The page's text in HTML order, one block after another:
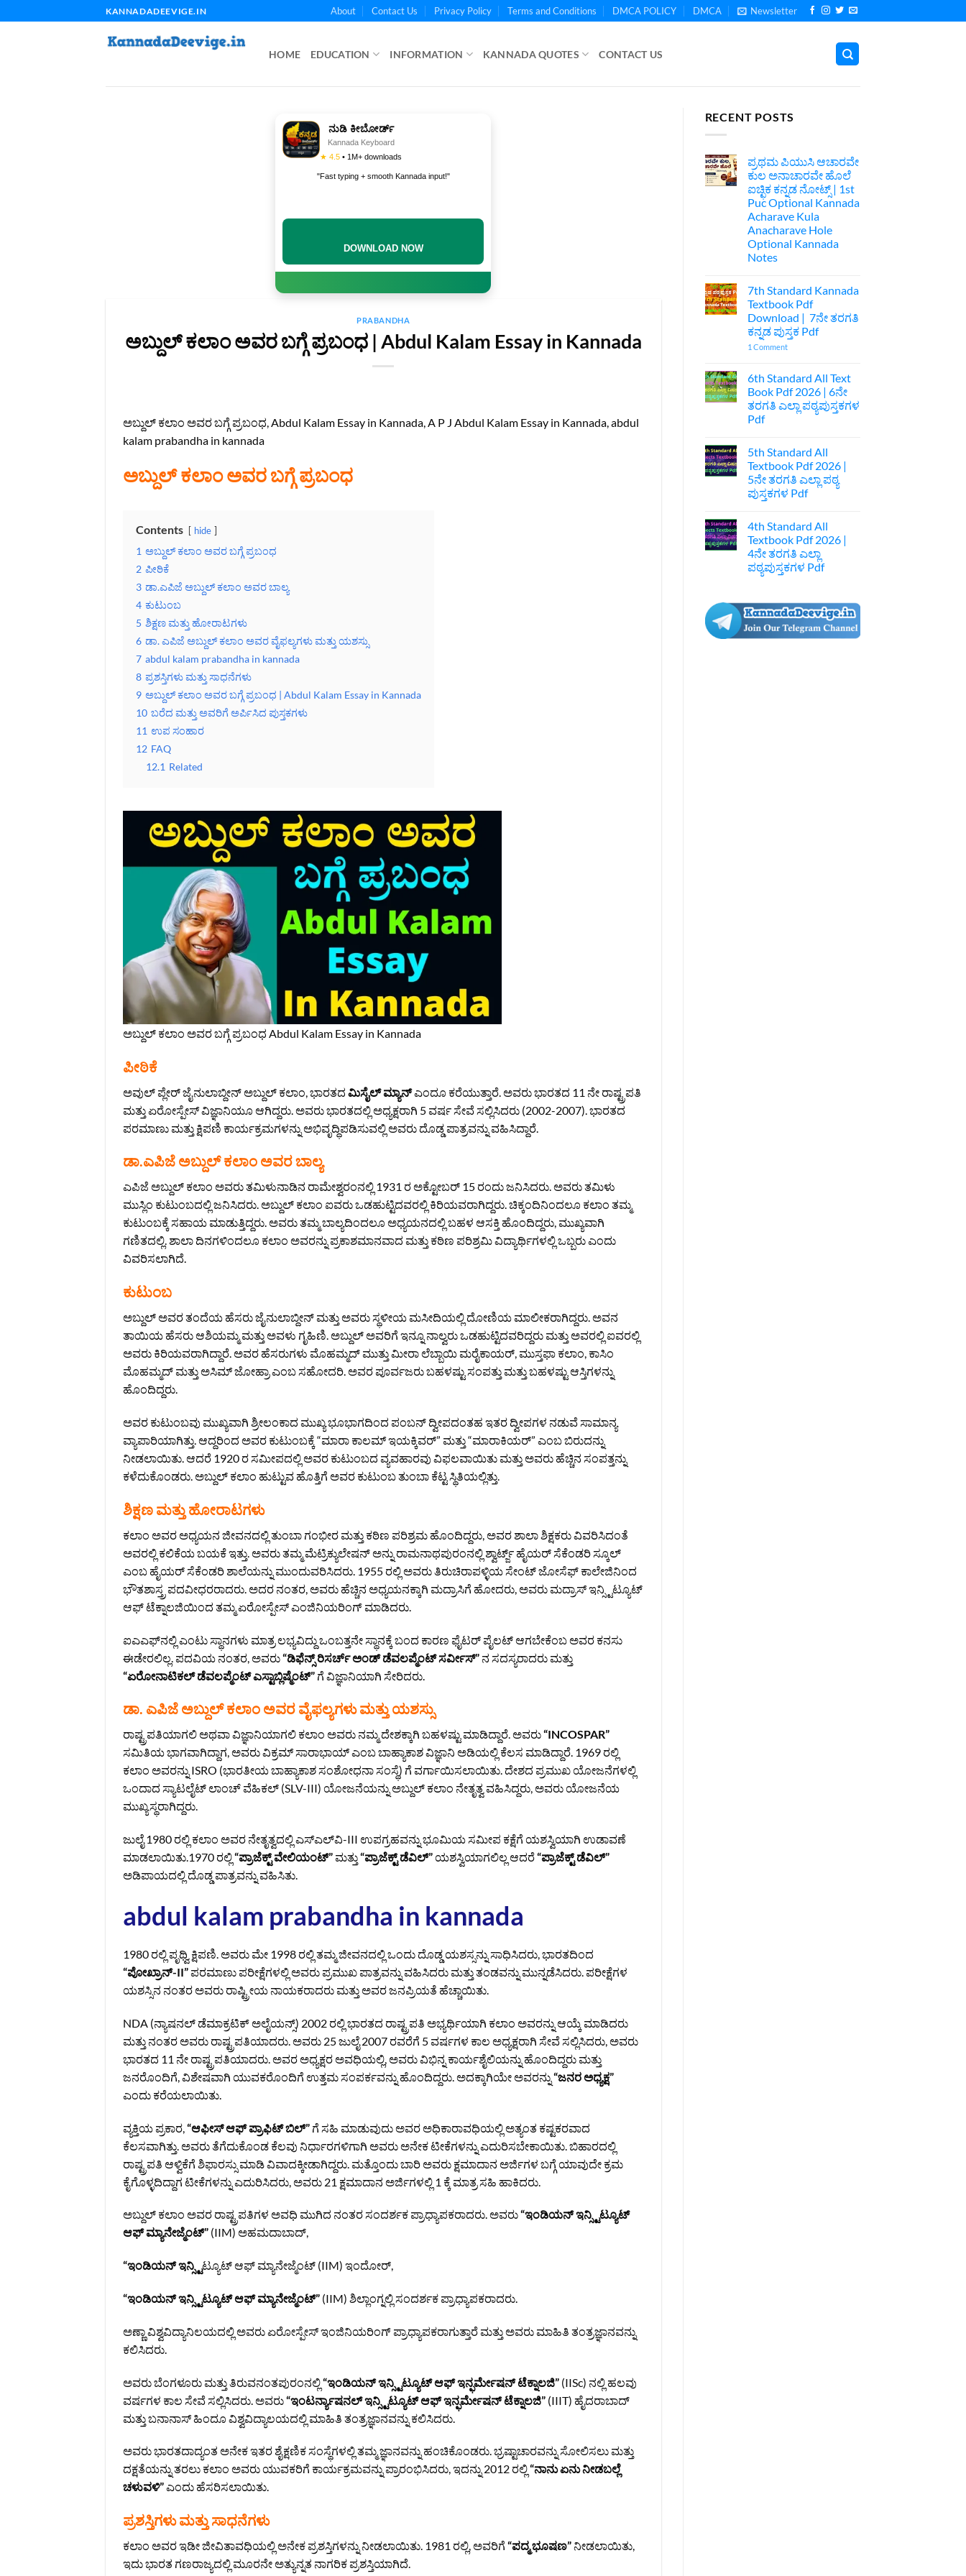
to
KANNADADEEVIGE.IN About Contact Us Privacy Policy Terms and Conditions DMCA POLICY DMCA Newsletter
HOME EDUCATION INFORMATION KANNADA QUOTES CONTACT US
ನುಡಿ ಕೀಬೋರ್ಡ್
Kannada Keyboard
★ 4.5 • 1M+ downloads
"Fast typing + smooth Kannada input!"
DOWNLOAD NOW
PRABANDHA
ಅಬ್ದುಲ್ ಕಲಾಂ ಅವರ ಬಗ್ಗೆ ಪ್ರಬಂಧ | Abdul Kalam Essay in Kannada
ಅಬ್ದುಲ್ ಕಲಾಂ ಅವರ ಬಗ್ಗೆ ಪ್ರಬಂಧ, Abdul Kalam Essay in Kannada, A P J Abdul Kalam Essay in Kannada, abdul
kalam prabandha in kannada
ಅಬ್ದುಲ್ ಕಲಾಂ ಅವರ ಬಗ್ಗೆ ಪ್ರಬಂಧ
Contents hide
1 ಅಬ್ದುಲ್ ಕಲಾಂ ಅವರ ಬಗ್ಗೆ ಪ್ರಬಂಧ
2 ಪೀಠಿಕೆ
3 ಡಾ.ಎಪಿಜೆ ಅಬ್ದುಲ್ ಕಲಾಂ ಅವರ ಬಾಲ್ಯ
4 ಕುಟುಂಬ
5 ಶಿಕ್ಷಣ ಮತ್ತು ಹೋರಾಟಗಳು
6 ಡಾ. ಎಪಿಜೆ ಅಬ್ದುಲ್ ಕಲಾಂ ಅವರ ವೈಫಲ್ಯಗಳು ಮತ್ತು ಯಶಸ್ಸು
7 abdul kalam prabandha in kannada
8 ಪ್ರಶಸ್ತಿಗಳು ಮತ್ತು ಸಾಧನೆಗಳು
9 ಅಬ್ದುಲ್ ಕಲಾಂ ಅವರ ಬಗ್ಗೆ ಪ್ರಬಂಧ | Abdul Kalam Essay in Kannada
10 ಬರೆದ ಮತ್ತು ಅವರಿಗೆ ಅರ್ಪಿಸಿದ ಪುಸ್ತಕಗಳು
11 ಉಪ ಸಂಹಾರ
12 FAQ
12.1 Related
ಅಬ್ದುಲ್ ಕಲಾಂ ಅವರ ಬಗ್ಗೆ ಪ್ರಬಂಧ Abdul Kalam Essay in Kannada
ಪೀಠಿಕೆ
ಅವುಲ್ ಪ್ಲೇರ್ ಜೈನುಲಾಬ್ದೀನ್ ಅಬ್ದುಲ್ ಕಲಾಂ, ಭಾರತದ ಮಿಸೈಲ್ ಮ್ಯಾನ್ಎಂದೂ ಕರೆಯುತ್ತಾರೆ. ಅವರು ಭಾರತದ 11 ನೇ ರಾಷ್ಟ್ರಪತಿ
ಮತ್ತು ಏರೋಸ್ಪೇಸ್ ವಿಜ್ಞಾನಿಯೂ ಆಗಿದ್ದರು. ಅವರು ಭಾರತದಲ್ಲಿ ಅಧ್ಯಕ್ಷರಾಗಿ 5 ವರ್ಷ ಸೇವೆ ಸಲ್ಲಿಸಿದರು (2002-2007). ಭಾರತದ
ಪರಮಾಣು ಮತ್ತು ಕ್ಷಿಪಣಿ ಕಾರ್ಯಕ್ರಮಗಳನ್ನು ಅಭಿವೃದ್ಧಿಪಡಿಸುವಲ್ಲಿ ಅವರು ದೊಡ್ಡ ಪಾತ್ರವನ್ನು ವಹಿಸಿದ್ದಾರೆ.
ಡಾ.ಎಪಿಜೆ ಅಬ್ದುಲ್ ಕಲಾಂ ಅವರ ಬಾಲ್ಯ
ಎಪಿಜೆ ಅಬ್ದುಲ್ ಕಲಾಂ ಅವರು ತಮಿಳುನಾಡಿನ ರಾಮೇಶ್ವರಂನಲ್ಲಿ 1931 ರ ಅಕ್ಟೋಬರ್ 15 ರಂದು ಜನಿಸಿದರು. ಅವರು ತಮಿಳು
ಮುಸ್ಲಿಂ ಕುಟುಂಬದಲ್ಲಿ ಜನಿಸಿದರು. ಅಬ್ದುಲ್ ಕಲಾಂ ಐವರು ಒಡಹುಟ್ಟಿದವರಲ್ಲಿ ಕಿರಿಯವರಾಗಿದ್ದರು. ಚಿಕ್ಕಂದಿನಿಂದಲೂ ಕಲಾಂ ತಮ್ಮ
ಕುಟುಂಬಕ್ಕೆ ಸಹಾಯ ಮಾಡುತ್ತಿದ್ದರು. ಅವರು ತಮ್ಮ ಬಾಲ್ಯದಿಂದಲೂ ಅಧ್ಯಯನದಲ್ಲಿ ಬಹಳ ಆಸಕ್ತಿ ಹೊಂದಿದ್ದರು, ಮುಖ್ಯವಾಗಿ
ಗಣಿತದಲ್ಲಿ. ಶಾಲಾ ದಿನಗಳಿಂದಲೂ ಕಲಾಂ ಅವರನ್ನು ಪ್ರಕಾಶಮಾನವಾದ ಮತ್ತು ಕಠಿಣ ಪರಿಶ್ರಮಿ ವಿದ್ಯಾರ್ಥಿಗಳಲ್ಲಿ ಒಬ್ಬರು ಎಂದು
ವಿವರಿಸಲಾಗಿದೆ.
ಕುಟುಂಬ
ಅಬ್ದುಲ್ ಅವರ ತಂದೆಯ ಹೆಸರು ಜೈನುಲಾಬ್ದೀನ್ ಮತ್ತು ಅವರು ಸ್ಥಳೀಯ ಮಸೀದಿಯಲ್ಲಿ ದೋಣಿಯ ಮಾಲೀಕರಾಗಿದ್ದರು. ಅವನ
ತಾಯಿಯ ಹೆಸರು ಆಶಿಯಮ್ಮ ಮತ್ತು ಅವಳು ಗೃಹಿಣಿ. ಅಬ್ದುಲ್ ಅವರಿಗೆ ಇನ್ನೂ ನಾಲ್ವರು ಒಡಹುಟ್ಟಿದವರಿದ್ದರು ಮತ್ತು ಅವರಲ್ಲಿ ಐವರಲ್ಲಿ
ಅವರು ಕಿರಿಯವರಾಗಿದ್ದಾರೆ. ಅವರ ಹೆಸರುಗಳು ಮೊಹಮ್ಮದ್ ಮುತ್ತು ಮೀರಾ ಲೆಬ್ಬಾಯಿ ಮರೈಕಾಯರ್, ಮುಸ್ತಫಾ ಕಲಾಂ, ಕಾಸಿಂ
ಮೊಹಮ್ಮದ್ ಮತ್ತು ಅಸಿಮ್ ಜೋಹ್ರಾ ಎಂಬ ಸಹೋದರಿ. ಅವರ ಪೂರ್ವಜರು ಬಹಳಷ್ಟು ಸಂಪತ್ತು ಮತ್ತು ಬಹಳಷ್ಟು ಆಸ್ತಿಗಳನ್ನು
ಹೊಂದಿದ್ದರು.
ಅವರ ಕುಟುಂಬವು ಮುಖ್ಯವಾಗಿ ಶ್ರೀಲಂಕಾದ ಮುಖ್ಯ ಭೂಭಾಗದಿಂದ ಪಂಬನ್ ದ್ವೀಪದಂತಹ ಇತರ ದ್ವೀಪಗಳ ನಡುವೆ ಸಾಮಾನ್ಯ
ವ್ಯಾಪಾರಿಯಾಗಿತ್ತು. ಆದ್ದರಿಂದ ಅವರ ಕುಟುಂಬಕ್ಕೆ “ಮಾರಾ ಕಾಲಮ್ ಇಯಕ್ಕಿವರ್” ಮತ್ತು “ಮಾರಾಕಿಯರ್” ಎಂಬ ಬಿರುದನ್ನು
ನೀಡಲಾಯಿತು. ಆದರೆ 1920 ರ ಸಮೀಪದಲ್ಲಿ ಅವರ ಕುಟುಂಬದ ವ್ಯವಹಾರವು ವಿಫಲವಾಯಿತು ಮತ್ತು ಅವರು ಹೆಚ್ಚಿನ ಸಂಪತ್ತನ್ನು
ಕಳೆದುಕೊಂಡರು. ಅಬ್ದುಲ್ ಕಲಾಂ ಹುಟ್ಟುವ ಹೊತ್ತಿಗೆ ಅವರ ಕುಟುಂಬ ತುಂಬಾ ಕೆಟ್ಟ ಸ್ಥಿತಿಯಲ್ಲಿತ್ತು.
ಶಿಕ್ಷಣ ಮತ್ತು ಹೋರಾಟಗಳು
ಕಲಾಂ ಅವರ ಅಧ್ಯಯನ ಜೀವನದಲ್ಲಿ ತುಂಬಾ ಗಂಭೀರ ಮತ್ತು ಕಠಿಣ ಪರಿಶ್ರಮ ಹೊಂದಿದ್ದರು, ಅವರ ಶಾಲಾ ಶಿಕ್ಷಕರು ವಿವರಿಸಿದಂತೆ
ಅವರಲ್ಲಿ ಕಲಿಕೆಯ ಬಯಕೆ ಇತ್ತು. ಅವರು ತಮ್ಮ ಮೆಟ್ರಿಕ್ಯುಲೇಷನ್ ಅನ್ನು ರಾಮನಾಥಪುರಂನಲ್ಲಿ ಶ್ವಾರ್ಟ್ಜ್ ಹೈಯರ್ ಸೆಕೆಂಡರಿ ಸ್ಕೂಲ್
ಎಂಬ ಹೈಯರ್ ಸೆಕೆಂಡರಿ ಶಾಲೆಯನ್ನು ಮುಂದುವರಿಸಿದರು. 1955 ರಲ್ಲಿ ಅವರು ತಿರುಚಿರಾಪಳ್ಳಿಯ ಸೇಂಟ್ ಜೋಸೆಫ್ ಕಾಲೇಜಿನಿಂದ
ಭೌತಶಾಸ್ತ್ರ ಪದವೀಧರರಾದರು. ಅದರ ನಂತರ, ಅವರು ಹೆಚ್ಚಿನ ಅಧ್ಯಯನಕ್ಕಾಗಿ ಮದ್ರಾಸಿಗೆ ಹೋದರು, ಅವರು ಮದ್ರಾಸ್ ಇನ್ಸ್ಟಿಟ್ಯೂಟ್
ಆಫ್ ಟೆಕ್ನಾಲಜಿಯಿಂದ ತಮ್ಮ ಏರೋಸ್ಪೇಸ್ ಎಂಜಿನಿಯರಿಂಗ್ ಮಾಡಿದರು.
ಐಎಎಫ್‌ನಲ್ಲಿ ಎಂಟು ಸ್ಥಾನಗಳು ಮಾತ್ರ ಲಭ್ಯವಿದ್ದು ಒಂಬತ್ತನೇ ಸ್ಥಾನಕ್ಕೆ ಬಂದ ಕಾರಣ ಫೈಟರ್ ಪೈಲಟ್ ಆಗಬೇಕೆಂಬ ಅವರ ಕನಸು
ಈಡೇರಲಿಲ್ಲ. ಪದವಿಯ ನಂತರ, ಅವರು“ಡಿಫೆನ್ಸ್ ರಿಸರ್ಚ್ ಅಂಡ್ ಡೆವಲಪ್ಮೆಂಟ್ ಸರ್ವೀಸ್”ನ ಸದಸ್ಯರಾದರು ಮತ್ತು
“ಏರೋನಾಟಿಕಲ್ ಡೆವಲಪ್ಮೆಂಟ್ ಎಸ್ಟಾಬ್ಲಿಷ್ಮೆಂಟ್” ಗೆ ವಿಜ್ಞಾನಿಯಾಗಿ ಸೇರಿದರು.
ಡಾ. ಎಪಿಜೆ ಅಬ್ದುಲ್ ಕಲಾಂ ಅವರ ವೈಫಲ್ಯಗಳು ಮತ್ತು ಯಶಸ್ಸು
ರಾಷ್ಟ್ರಪತಿಯಾಗಲಿ ಅಥವಾ ವಿಜ್ಞಾನಿಯಾಗಲಿ ಕಲಾಂ ಅವರು ನಮ್ಮ ದೇಶಕ್ಕಾಗಿ ಬಹಳಷ್ಟು ಮಾಡಿದ್ದಾರೆ. ಅವರು“INCOSPAR”
ಸಮಿತಿಯ ಭಾಗವಾಗಿದ್ದಾಗ, ಅವರು ವಿಕ್ರಮ್ ಸಾರಾಭಾಯ್ ಎಂಬ ಬಾಹ್ಯಾಕಾಶ ವಿಜ್ಞಾನಿ ಅಡಿಯಲ್ಲಿ ಕೆಲಸ ಮಾಡಿದ್ದಾರೆ. 1969 ರಲ್ಲಿ
ಕಲಾಂ ಅವರನ್ನು ISRO (ಭಾರತೀಯ ಬಾಹ್ಯಾಕಾಶ ಸಂಶೋಧನಾ ಸಂಸ್ಥೆ) ಗೆ ವರ್ಗಾಯಿಸಲಾಯಿತು. ದೇಶದ ಪ್ರಮುಖ ಯೋಜನೆಗಳಲ್ಲಿ
ಒಂದಾದ ಸ್ಯಾಟಲೈಟ್ ಲಾಂಚ್ ವೆಹಿಕಲ್ (SLV-III) ಯೋಜನೆಯನ್ನು ಅಬ್ದುಲ್ ಕಲಾಂ ನೇತೃತ್ವ ವಹಿಸಿದ್ದರು, ಅವರು ಯೋಜನೆಯ
ಮುಖ್ಯಸ್ಥರಾಗಿದ್ದರು.
ಜುಲೈ 1980 ರಲ್ಲಿ ಕಲಾಂ ಅವರ ನೇತೃತ್ವದಲ್ಲಿ ಎಸ್‌ಎಲ್‌ವಿ-III ಉಪಗ್ರಹವನ್ನು ಭೂಮಿಯ ಸಮೀಪ ಕಕ್ಷೆಗೆ ಯಶಸ್ವಿಯಾಗಿ ಉಡಾವಣೆ
ಮಾಡಲಾಯಿತು.1970 ರಲ್ಲಿ“ಪ್ರಾಜೆಕ್ಟ್ ವೇಲಿಯಂಟ್”ಮತ್ತು“ಪ್ರಾಜೆಕ್ಟ್ ಡೆವಿಲ್”ಯಶಸ್ವಿಯಾಗಲಿಲ್ಲ ಆದರೆ“ಪ್ರಾಜೆಕ್ಟ್ ಡೆವಿಲ್”
ಅಡಿಪಾಯದಲ್ಲಿ ದೊಡ್ಡ ಪಾತ್ರವನ್ನು ವಹಿಸಿತು.
abdul kalam prabandha in kannada
1980 ರಲ್ಲಿ ಪೃಥ್ವಿ ಕ್ಷಿಪಣಿ. ಅವರು ಮೇ 1998 ರಲ್ಲಿ ತಮ್ಮ ಜೀವನದಲ್ಲಿ ಒಂದು ದೊಡ್ಡ ಯಶಸ್ಸನ್ನು ಸಾಧಿಸಿದರು, ಭಾರತದಿಂದ
“ಪೋಖ್ರಾನ್-II”ಪರಮಾಣು ಪರೀಕ್ಷೆಗಳಲ್ಲಿ ಅವರು ಪ್ರಮುಖ ಪಾತ್ರವನ್ನು ವಹಿಸಿದರು ಮತ್ತು ತಂಡವನ್ನು ಮುನ್ನಡೆಸಿದರು. ಪರೀಕ್ಷೆಗಳ
ಯಶಸ್ಸಿನ ನಂತರ ಅವರು ರಾಷ್ಟ್ರೀಯ ನಾಯಕರಾದರು ಮತ್ತು ಅವರ ಜನಪ್ರಿಯತೆ ಹೆಚ್ಚಾಯಿತು.
NDA (ನ್ಯಾಷನಲ್ ಡೆಮಾಕ್ರಟಿಕ್ ಅಲೈಯನ್ಸ್) 2002 ರಲ್ಲಿ ಭಾರತದ ರಾಷ್ಟ್ರಪತಿ ಅಭ್ಯರ್ಥಿಯಾಗಿ ಕಲಾಂ ಅವರನ್ನು ಆಯ್ಕೆ ಮಾಡಿದರು
ಮತ್ತು ನಂತರ ಅವರು ರಾಷ್ಟ್ರಪತಿಯಾದರು. ಅವರು 25 ಜುಲೈ 2007 ರವರೆಗೆ 5 ವರ್ಷಗಳ ಕಾಲ ಅಧ್ಯಕ್ಷರಾಗಿ ಸೇವೆ ಸಲ್ಲಿಸಿದರು, ಅವರು
ಭಾರತದ 11 ನೇ ರಾಷ್ಟ್ರಪತಿಯಾದರು. ಅವರ ಅಧ್ಯಕ್ಷರ ಅವಧಿಯಲ್ಲಿ, ಅವರು ವಿಭಿನ್ನ ಕಾರ್ಯಶೈಲಿಯನ್ನು ಹೊಂದಿದ್ದರು ಮತ್ತು
ಜನರೊಂದಿಗೆ, ವಿಶೇಷವಾಗಿ ಯುವಕರೊಂದಿಗೆ ಉತ್ತಮ ಸಂಪರ್ಕವನ್ನು ಹೊಂದಿದ್ದರು. ಅದಕ್ಕಾಗಿಯೇ ಅವರನ್ನು “ಜನರ ಅಧ್ಯಕ್ಷ”
ಎಂದು ಕರೆಯಲಾಯಿತು.
ವ್ಯಕ್ತಿಯ ಪ್ರಕಾರ, “ಆಫೀಸ್ ಆಫ್ ಪ್ರಾಫಿಟ್ ಬಿಲ್” ಗೆ ಸಹಿ ಮಾಡುವುದು ಅವರ ಅಧಿಕಾರಾವಧಿಯಲ್ಲಿ ಅತ್ಯಂತ ಕಷ್ಟಕರವಾದ
ಕೆಲಸವಾಗಿತ್ತು. ಅವರು ತೆಗೆದುಕೊಂಡ ಕೆಲವು ನಿರ್ಧಾರಗಳಿಗಾಗಿ ಅವರು ಅನೇಕ ಟೀಕೆಗಳನ್ನು ಎದುರಿಸಬೇಕಾಯಿತು. ಬಿಹಾರದಲ್ಲಿ
ರಾಷ್ಟ್ರಪತಿ ಆಳ್ವಿಕೆಗೆ ಶಿಫಾರಸ್ಸು ಮಾಡಿ ವಿವಾದಕ್ಕೀಡಾಗಿದ್ದರು. ಮತ್ತೊಂದು ಬಾರಿ ಅವರು ಕ್ಷಮಾದಾನ ಅರ್ಜಿಗಳ ಬಗ್ಗೆ ಯಾವುದೇ ಕ್ರಮ
ಕೈಗೊಳ್ಳದಿದ್ದಾಗ ಟೀಕೆಗಳನ್ನು ಎದುರಿಸಿದರು, ಅವರು 21 ಕ್ಷಮಾದಾನ ಅರ್ಜಿಗಳಲ್ಲಿ 1 ಕ್ಕೆ ಮಾತ್ರ ಸಹಿ ಹಾಕಿದರು.
ಅಬ್ದುಲ್ ಕಲಾಂ ಅವರ ರಾಷ್ಟ್ರಪತಿಗಳ ಅವಧಿ ಮುಗಿದ ನಂತರ ಸಂದರ್ಶಕ ಪ್ರಾಧ್ಯಾಪಕರಾದರು. ಅವರು“ಇಂಡಿಯನ್ ಇನ್ಸ್ಟಿಟ್ಯೂಟ್
ಆಫ್ ಮ್ಯಾನೇಜ್ಮೆಂಟ್” (IIM) ಅಹಮದಾಬಾದ್,
“ಇಂಡಿಯನ್ ಇನ್ಸ್ಟಿಟ್ಯೂಟ್ ಆಫ್ ಮ್ಯಾನೇಜ್ಮೆಂಟ್ (IIM) ಇಂದೋರ್,
“ಇಂಡಿಯನ್ ಇನ್ಸ್ಟಿಟ್ಯೂಟ್ ಆಫ್ ಮ್ಯಾನೇಜ್ಮೆಂಟ್” (IIM) ಶಿಲ್ಲಾಂಗ್ನಲ್ಲಿ ಸಂದರ್ಶಕ ಪ್ರಾಧ್ಯಾಪಕರಾದರು.
ಅಣ್ಣಾ ವಿಶ್ವವಿದ್ಯಾನಿಲಯದಲ್ಲಿ ಅವರು ಏರೋಸ್ಪೇಸ್ ಇಂಜಿನಿಯರಿಂಗ್ ಪ್ರಾಧ್ಯಾಪಕರಾಗುತ್ತಾರೆ ಮತ್ತು ಅವರು ಮಾಹಿತಿ ತಂತ್ರಜ್ಞಾನವನ್ನು
ಕಲಿಸಿದರು.
ಅವರು ಬೆಂಗಳೂರು ಮತ್ತು ತಿರುವನಂತಪುರಂನಲ್ಲಿ“ಇಂಡಿಯನ್ ಇನ್ಸ್ಟಿಟ್ಯೂಟ್ ಆಫ್ ಇನ್ಫರ್ಮೇಷನ್ ಟೆಕ್ನಾಲಜಿ” (IISc) ನಲ್ಲಿ ಹಲವು
ವರ್ಷಗಳ ಕಾಲ ಸೇವೆ ಸಲ್ಲಿಸಿದರು. ಅವರು“ಇಂಟರ್ನ್ಯಾಷನಲ್ ಇನ್ಸ್ಟಿಟ್ಯೂಟ್ ಆಫ್ ಇನ್ಫರ್ಮೇಷನ್ ಟೆಕ್ನಾಲಜಿ” (IIIT) ಹೈದರಾಬಾದ್
ಮತ್ತು ಬನಾನಾಸ್ ಹಿಂದೂ ವಿಶ್ವವಿದ್ಯಾಲಯದಲ್ಲಿ ಮಾಹಿತಿ ತಂತ್ರಜ್ಞಾನವನ್ನು ಕಲಿಸಿದರು.
ಅವರು ಭಾರತದಾದ್ಯಂತ ಅನೇಕ ಇತರ ಶೈಕ್ಷಣಿಕ ಸಂಸ್ಥೆಗಳಲ್ಲಿ ತಮ್ಮ ಜ್ಞಾನವನ್ನು ಹಂಚಿಕೊಂಡರು. ಭ್ರಷ್ಟಾಚಾರವನ್ನು ಸೋಲಿಸಲು ಮತ್ತು
ದಕ್ಷತೆಯನ್ನು ತರಲು ಕಲಾಂ ಅವರು ಯುವಕರಿಗೆ ಕಾರ್ಯಕ್ರಮವನ್ನು ಪ್ರಾರಂಭಿಸಿದರು, ಇದನ್ನು 2012 ರಲ್ಲಿ“ನಾನು ಏನು ನೀಡಬಲ್ಲೆ
ಚಳುವಳಿ”ಎಂದು ಹೆಸರಿಸಲಾಯಿತು.
ಪ್ರಶಸ್ತಿಗಳು ಮತ್ತು ಸಾಧನೆಗಳು
ಕಲಾಂ ಅವರ ಇಡೀ ಜೀವಿತಾವಧಿಯಲ್ಲಿ ಅನೇಕ ಪ್ರಶಸ್ತಿಗಳನ್ನು ನೀಡಲಾಯಿತು. 1981 ರಲ್ಲಿ, ಅವರಿಗೆ “ಪದ್ಮ ಭೂಷಣ”ನೀಡಲಾಯಿತು,
ಇದು ಭಾರತ ಗಣರಾಜ್ಯದಲ್ಲಿ ಮೂರನೇ ಅತ್ಯುನ್ನತ ನಾಗರಿಕ ಪ್ರಶಸ್ತಿಯಾಗಿದೆ.
RECENT POSTS
ಪ್ರಥಮ ಪಿಯುಸಿ ಆಚಾರವೇ
ಕುಲ ಅನಾಚಾರವೇ ಹೊಲೆ
ಐಚ್ಛಿಕ ಕನ್ನಡ ನೋಟ್ಸ್ | 1st
Puc Optional Kannada
Acharave Kula
Anacharave Hole
Optional Kannada
Notes
on
ಪ್ರಥಮ
ಪಿಯುಸಿ
ಆಚಾರವೇ
ಕುಲ
ಅನಾಚಾರವೇ
ಹೊಲೆ
ನೋಟ್ಸ್
|
1st
Puc
Optional
Kannada
Anacharave
Hole
Optional
Kannada
Notes
7th Standard Kannada
Textbook Pdf
Download | 7ನೇ ತರಗತಿ
ಕನ್ನಡ ಪುಸ್ತಕ Pdf
1 Commenton
Kannada
Textbook
Pdf
Download
|
ಪುಸ್ತಕ
Pdf
6th Standard All Text
Book Pdf 2026 | 6ನೇ
ತರಗತಿ ಎಲ್ಲಾ ಪಠ್ಯಪುಸ್ತಕಗಳ
Pdf
on
6th
Standard
All
Text
Book
|
6ನೇ
ತರಗತಿ
ಎಲ್ಲಾ
ಪಠ್ಯಪುಸ್ತಕಗಳ
Pdf
5th Standard All
Textbook Pdf 2026 |
5ನೇ ತರಗತಿ ಎಲ್ಲಾ ಪಠ್ಯ
ಪುಸ್ತಕಗಳ Pdf
on
5th
Standard
All
Textbook
Pdf
ತರಗತಿ
ಎಲ್ಲಾ
ಪಠ್ಯ
ಪುಸ್ತಕಗಳ
4th Standard All
Textbook Pdf 2026 |
4ನೇ ತರಗತಿ ಎಲ್ಲಾ
ಪಠ್ಯಪುಸ್ತಕಗಳ Pdf
4th
Standard
All
Textbook